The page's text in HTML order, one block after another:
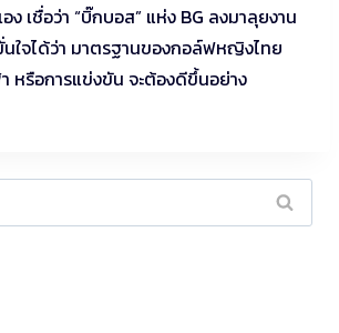
เชื่อว่า “บิ๊กบอส” แห่ง BG ลงมาลุยงาน
นใจได้ว่า มาตรฐานของกอล์ฟหญิงไทย
หรือการแข่งขัน จะต้องดีขึ้นอย่าง